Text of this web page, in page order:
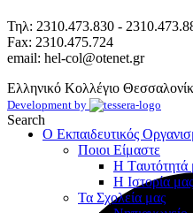
Τηλ: 2310.473.830 -
Fax: 2310.475.724
email: hel-col@otenet.gr
Ελληνικό Κολλέγιο
Development by
Search
Ο Εκπαιδευτικός
Ποιοι Είμαστε
Η Tαυτότητά
Η Ιστορία μας
Τα Σχολεία μας